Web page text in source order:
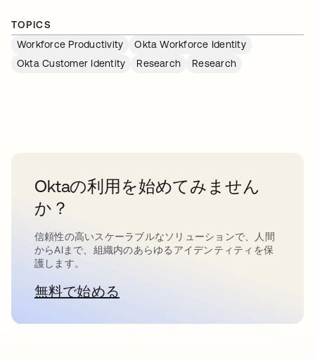
TOPICS
Workforce Productivity
Okta Workforce Identity
Okta Customer Identity
Research Research
Oktaの利用を始めてみません
か？
信頼性の高いスケーラブルなソリューションで、人間
からAIまで、組織内のあらゆるアイデンティティを保
護します。
無料で始める新しいタブで開く